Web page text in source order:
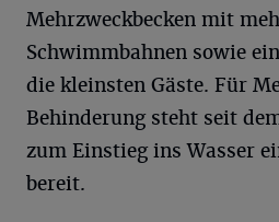
Mehrzweckbecken mit
Schwimmbahnen sowie
die kleinsten Gäste. Für
Behinderung steht seit
zum Einstieg ins Wasser
bereit.